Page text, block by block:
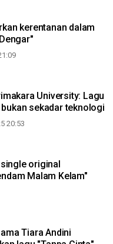
kerentanan dalam
University: Lagu
sekadar teknologi
20:53
original
Malam Kelam"
Tiara Andini